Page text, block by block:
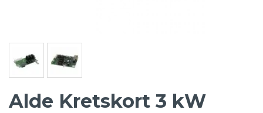
Alde Kretskort 3 kW